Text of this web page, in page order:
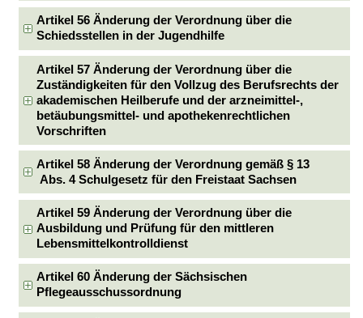
Artikel 56 Änderung der Verordnung über die
Schiedsstellen in der Jugendhilfe
Artikel 57 Änderung der Verordnung über die
Zuständigkeiten für den Vollzug des Berufsrechts der
akademischen Heilberufe und der arzneimittel-,
betäubungsmittel- und apothekenrechtlichen
Vorschriften
Artikel 58 Änderung der Verordnung gemäß § 13
Abs. 4 Schulgesetz für den Freistaat Sachsen
Artikel 59 Änderung der Verordnung über die
Ausbildung und Prüfung für den mittleren
Lebensmittelkontrolldienst
Artikel 60 Änderung der Sächsischen
Pflegeausschussordnung